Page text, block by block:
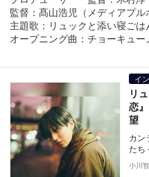
監督：髙山浩児（メディアプ
主題歌：リュックと添い寝ごは
オープニング曲：チョーキュー
イ
リ
恋
望
カン
たち
ュ
稿で
小川